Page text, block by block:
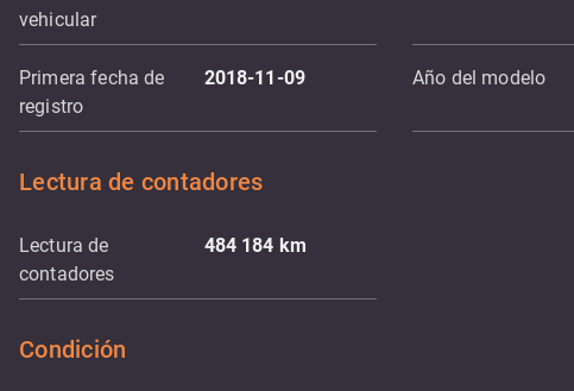
vehicular
Primera fecha de
registro
2018-11-09 Año del modelo
Lectura de contadores
Lectura de
contadores
484 184 km
Condición